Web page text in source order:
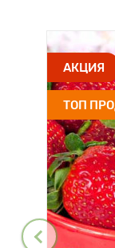
АКЦИЯ
ТОП